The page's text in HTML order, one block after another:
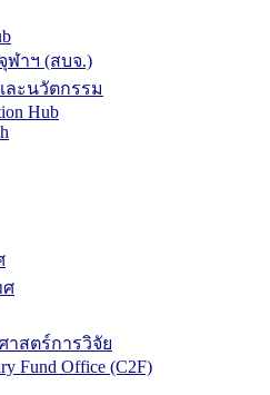
ฬาฯ (สบจ.)
ละนวัตกรรม
Hub
ศ
สตร์การวิจัย
Fund Office (C2F)